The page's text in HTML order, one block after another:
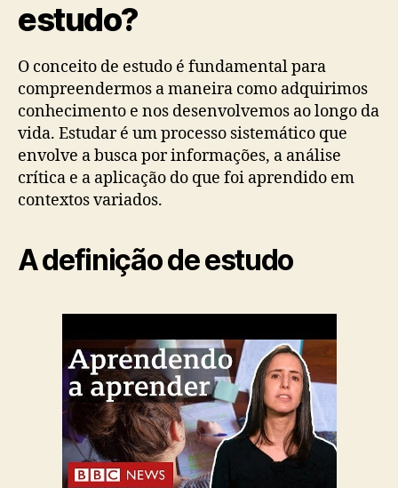
estudo?
O conceito de estudo é fundamental para
compreendermos a maneira como adquirimos
conhecimento e nos desenvolvemos ao longo da
vida. Estudar é um processo sistemático que
envolve a busca por informações, a análise
crítica e a aplicação do que foi aprendido em
contextos variados.
A definição de estudo